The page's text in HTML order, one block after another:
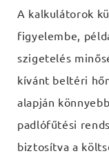
A kalkulátorok
figyelembe,
szigetelés
kívánt beltéri
alapján
padlófűtési
biztosítva a